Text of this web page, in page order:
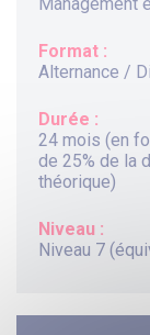
Format :
Alternance /
Durée :
24 mois (en
de 25% de la
théorique)
Niveau :
Niveau 7